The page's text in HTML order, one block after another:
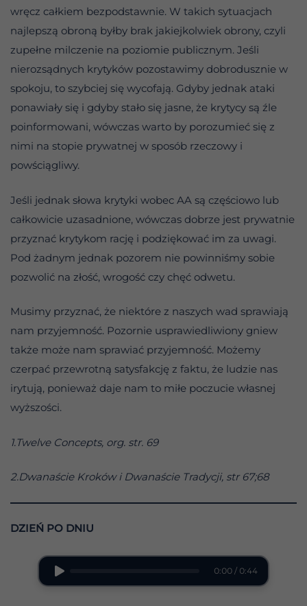
wręcz całkiem bezpodstawnie. W takich sytuacjach
najlepszą obroną byłby brak jakiejkolwiek obrony, czyli
zupełne milczenie na poziomie publicznym. Jeśli
nierozsądnych krytyków pozostawimy dobrodusznie w
spokoju, to szybciej się wycofają. Gdyby jednak ataki
ponawiały się i gdyby stało się jasne, że krytycy są źle
poinformowani, wówczas warto by porozumieć się z
nimi na stopie prywatnej w sposób rzeczowy i
powściągliwy.
Jeśli jednak słowa krytyki wobec AA są częściowo lub
całkowicie uzasadnione, wówczas dobrze jest prywatnie
przyznać krytykom rację i podziękować im za uwagi.
Pod żadnym jednak pozorem nie powinniśmy sobie
pozwolić na złość, wrogość czy chęć odwetu.
Musimy przyznać, że niektóre z naszych wad sprawiają
nam przyjemność. Pozornie usprawiedliwiony gniew
także może nam sprawiać przyjemność. Możemy
czerpać przewrotną satysfakcję z faktu, że ludzie nas
irytują, ponieważ daje nam to miłe poczucie własnej
wyższości.
1.Twelve Concepts, org. str. 69
2.Dwanaście Kroków i Dwanaście Tradycji, str 67;68
DZIEŃ PO DNIU
0:00 / 0:44